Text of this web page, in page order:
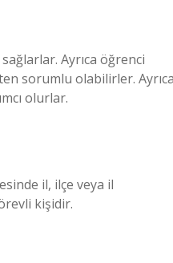
Ayrıca öğrenci
sorumlu olabilirler.
olurlar.
il, ilçe veya il
kişidir.